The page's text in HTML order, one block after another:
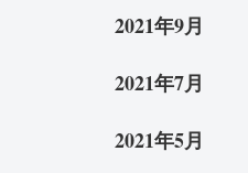
2021年9月
2021年7月
2021年5月